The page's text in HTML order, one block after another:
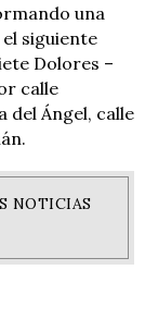
una
siguiente
Dolores –
calle
del Ángel, calle
NOTICIAS